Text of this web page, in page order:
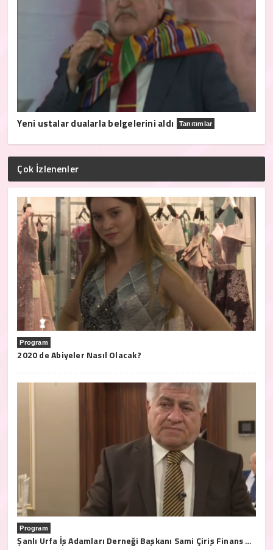
Yeni ustalar dualarla belgelerini aldı Tanıtımlar
Çok İzlenenler
Program
2020 de Abiyeler Nasıl Olacak?
Program
Şanlı Urfa İş Adamları Derneği Başkanı Sami Çiriş Finans Türk Tv'ye açıklamalarda bulundu.